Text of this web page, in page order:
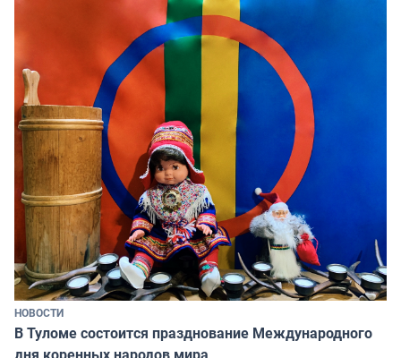
НОВОСТИ
В Туломе состоится празднование Международного